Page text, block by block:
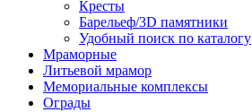
Кресты
Барельеф/3D памятники
Удобный поиск по каталогу
Мраморные
Литьевой мрамор
Мемориальные комплексы
Ограды